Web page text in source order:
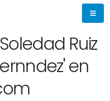
Ruiz
en